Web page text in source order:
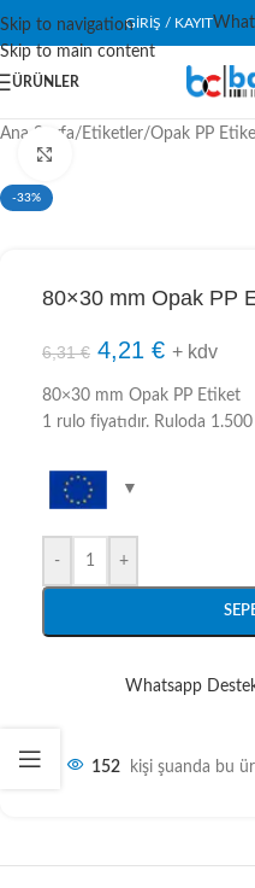
Skip to navigation
Skip to main content
GIRIŞ / KAYIT
ÜRÜNLER
Ana Sayfa/ Etiketler/Opak PP
-33%
80×30 mm Opak PP
6,31€ 4,21 € + kdv
80×30 mm Opak PP Etiket
1 rulo fiyatıdır. Ruloda
- +
Whatsapp
152 kişi şuanda bu